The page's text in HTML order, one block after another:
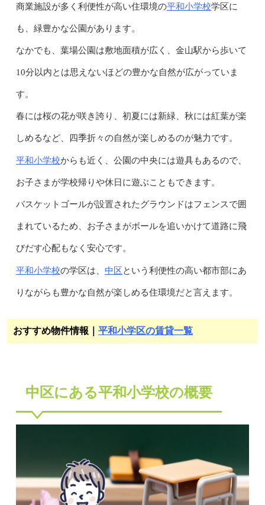
商業施設が多く利便性が高い住環境の平和小学校学区に
も、緑豊かな公園があります。
なかでも、葉場公園は敷地面積が広く、金山駅から歩いて
10分以内とは思えないほどの豊かな自然が広がっていま
す。
春には桜の花が咲き誇り、初夏には新緑、秋には紅葉が楽
しめるなど、四季折々の自然が楽しめるのが魅力です。
平和小学校からも近く、公園の中央には遊具もあるので、
お子さまが学校帰りや休日に遊ぶこともできます。
バスケットゴールが設置されたグラウンドはフェンスで囲
まれているため、お子さまがボールを追いかけて道路に飛
びだす心配もなく安心です。
平和小学校の学区は、 中区という利便性の高い都市部にあ
りながらも豊かな自然が楽しめる住環境だと言えます。
おすすめ物件情報｜ 平和小学区の賃貸一覧
中区にある平和小学校の概要